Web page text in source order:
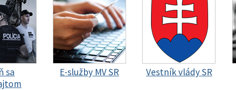
sa
E-služby MV SR Vestník vlády SR